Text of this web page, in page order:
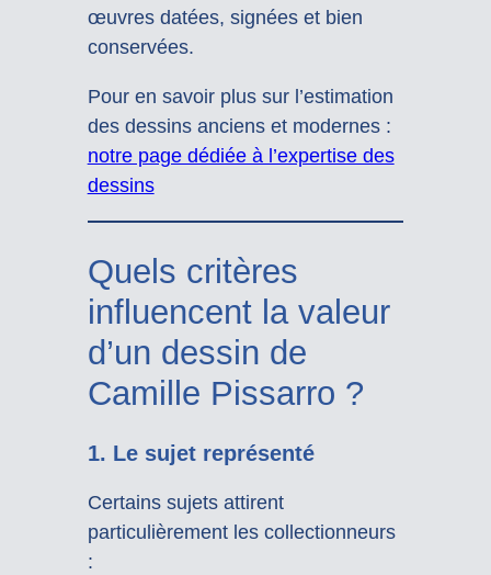
œuvres datées, signées et bien
conservées.
Pour en savoir plus sur l’estimation
des dessins anciens et modernes :
notre page dédiée à l’expertise des
dessins
Quels critères
influencent la valeur
d’un dessin de
Camille Pissarro ?
1. Le sujet représenté
Certains sujets attirent
particulièrement les collectionneurs
: